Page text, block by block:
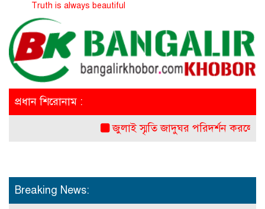
is always beautiful
প্রধান শিরোনাম :
জুলাই স্মৃতি জাদুঘর পরিদর্শন করলেন
Breaking News: